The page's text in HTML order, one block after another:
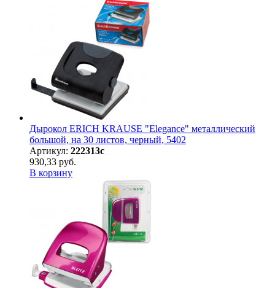
Дырокол ERICH KRAUSE "Elegance" металлический
большой, на 30 листов, черный, 5402
Артикул: 222313с
930,33 руб.
В корзину